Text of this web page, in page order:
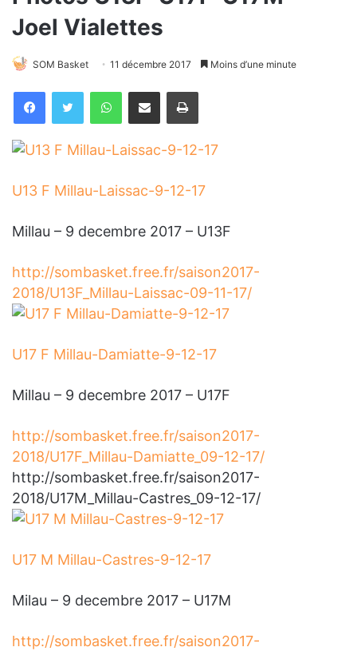
Joel Vialettes
SOM Basket 11 décembre 2017 Moins d’une minute
U13 F Millau-Laissac-9-12-17
Millau – 9 decembre 2017 – U13F
http://sombasket.free.fr/saison2017-
2018/U13F_Millau-Laissac-09-11-17/
U17 F Millau-Damiatte-9-12-17
Millau – 9 decembre 2017 – U17F
http://sombasket.free.fr/saison2017-
2018/U17F_Millau-Damiatte_09-12-17/
http://sombasket.free.fr/saison2017-
2018/U17M_Millau-Castres_09-12-17/
U17 M Millau-Castres-9-12-17
Milau – 9 decembre 2017 – U17M
http://sombasket.free.fr/saison2017-